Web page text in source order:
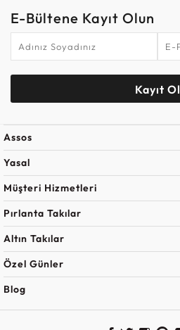
E-Bültene Kayıt Olun
Kayıt Ol
Assos
Yasal
Müşteri Hizmetleri
Pırlanta Takılar
Altın Takılar
Özel Günler
Blog